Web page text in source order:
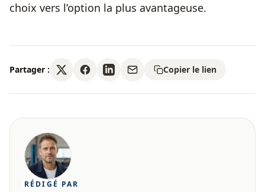
choix vers l’option la plus avantageuse.
Partager : Copier le lien
RÉDIGÉ PAR